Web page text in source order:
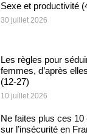
Sexe et productivité
30 juillet 2026
Les règles pour
femmes, d’après
(12-27)
10 juillet 2026
Ne faites plus ces 10
sur l’insécurité en